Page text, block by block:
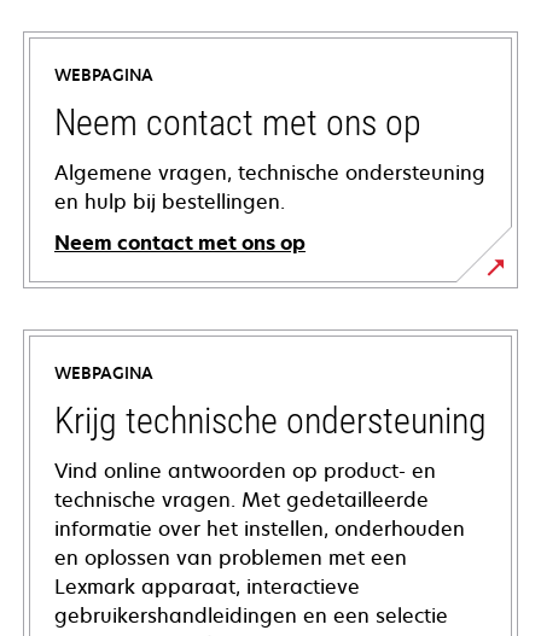
WEBPAGINA
Neem contact met ons op
Algemene vragen, technische ondersteuning
en hulp bij bestellingen.
Neem contact met ons op
WEBPAGINA
Krijg technische ondersteuning
Vind online antwoorden op product- en
technische vragen. Met gedetailleerde
informatie over het instellen, onderhouden
en oplossen van problemen met een
Lexmark apparaat, interactieve
gebruikershandleidingen en een selectie